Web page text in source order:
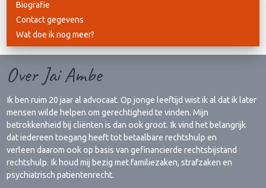
Biografie
Contact gegevens
Wat doe ik nog meer?
Over Jai Ambe
Ik ben ruim 20 jaar al advocaat. Op jonge leeftijd wist ik al dat ik later
mensen wilde helpen om gerechtigheid te vinden. Mijn
betrokkenheid bij cliënten is dan ook groot. Ik vind het belangrijk
dat iedereen toegang heeft tot betaalbare rechtshulp en
verleen daarom ook op basis van gefinancierde rechtsbijstand
rechtshulp. Ik houd mij bezig met familiezaken, strafzaken en
psychiatrisch patientenrecht.